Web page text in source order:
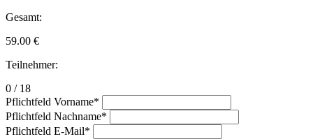
Gesamt:
59.00 €
Teilnehmer:
0 / 18
Pflichtfeld Vorname*
Pflichtfeld Nachname*
Pflichtfeld E-Mail*